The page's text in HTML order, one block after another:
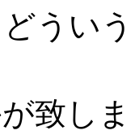
うい
致し